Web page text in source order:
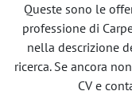
Queste sono le
professione di
nella descrizione
ricerca. Se ancora
CV e